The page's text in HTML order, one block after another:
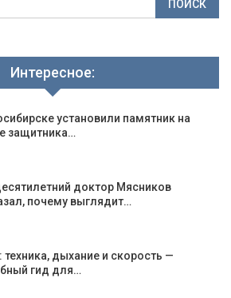
Интересное:
установили памятник на
защитника…
доктор Мясников
почему выглядит…
техника, дыхание и скорость —
гид для…